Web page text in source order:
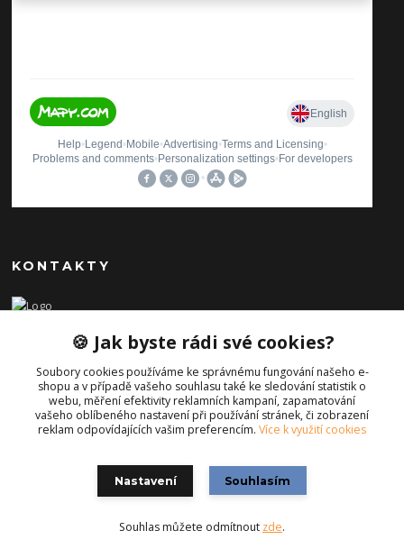
KONTAKTY
+420 606654169
(Po-Pá, 8-16 hod.)
info@iporiginal.cz
Vytvořeno na Eshop-rychle.cz
🍪 Jak byste rádi své cookies?
Soubory cookies používáme ke správnému fungování našeho e-
shopu a v případě vašeho souhlasu také ke sledování statistik o
webu, měření efektivity reklamních kampaní, zapamatování
vašeho oblíbeného nastavení při používání stránek, či zobrazení
reklam odpovídajících vašim preferencím. Více k využití cookies
Nastavení Souhlasím
Souhlas můžete odmítnout zde.